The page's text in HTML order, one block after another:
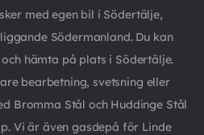
med egen bil i Södertälje,
Södermanland. Du kan
hämta på plats i Södertälje.
bearbetning, svetsning eller
Bromma Stål och Huddinge Stål
Vi är även gasdepå för Linde